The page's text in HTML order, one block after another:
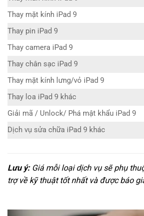
Thay mặt kính iPad 9
Thay pin iPad 9
Thay camera iPad 9
Thay chân sạc iPad 9
Thay mặt kính lưng/vỏ iPad 9
Thay loa iPad 9 khác
Giải mã / Unlock/ Phá mật khẩu iPad 9
Dịch vụ sửa chữa iPad 9 khác
Lưu ý:Giá mỗi loại dịch vụ sẽ phụ
trợ về kỹ thuật tốt nhất và được báo